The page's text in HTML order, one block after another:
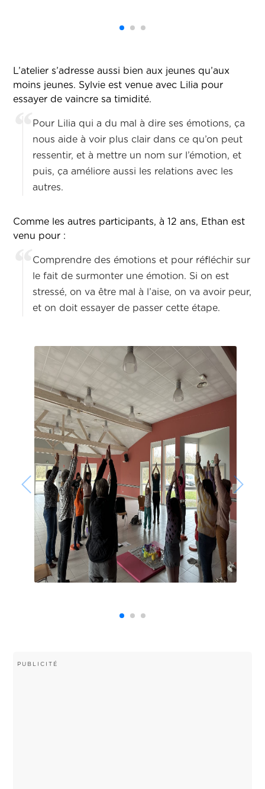
L’atelier s’adresse aussi bien aux jeunes qu’aux
moins jeunes. Sylvie est venue avec Lilia pour
essayer de vaincre sa timidité.
Pour Lilia qui a du mal à dire ses émotions, ça
nous aide à voir plus clair dans ce qu’on peut
ressentir, et à mettre un nom sur l’émotion, et
puis, ça améliore aussi les relations avec les
autres.
Comme les autres participants, à 12 ans, Ethan est
venu pour :
Comprendre des émotions et pour réfléchir sur
le fait de surmonter une émotion. Si on est
stressé, on va être mal à l’aise, on va avoir peur,
et on doit essayer de passer cette étape.